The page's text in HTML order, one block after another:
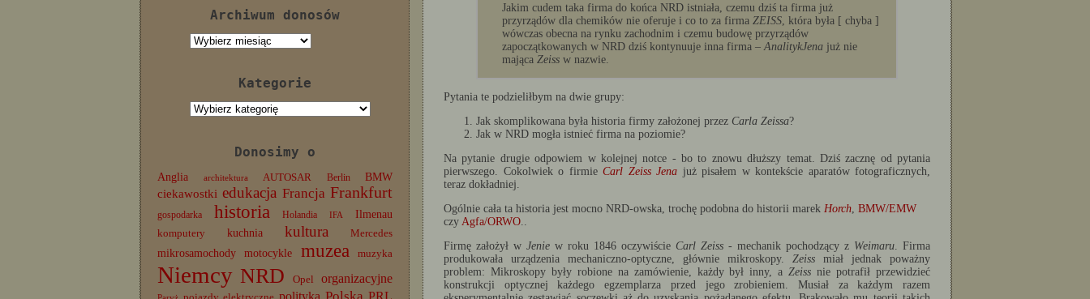
Archiwum donosów
Archiwum
Kategorie
Kategorie
Donosimy o
Anglia architektura AUTOSAR Berlin BMW
ciekawostki edukacja Francja Frankfurt
gospodarka historia Holandia IFA
Ilmenau
komputery
kuchnia kultura Mercedes
mikrosamochody motocykle muzea muzyka
Niemcy NRD Opel organizacyjne
polityka
Jakim cudem taka firma do końca NRD istniała, czemu dziś ta firma już
przyrządów dla chemików nie oferuje i co to za firma ZEISS , która była [ chyba ]
wówczas obecna na rynku zachodnim i czemu budowę przyrządów
zapoczątkowanych w NRD dziś kontynuuje inna firma – AnalitykJena już nie
mająca Zeiss w nazwie.
Pytania te podzieliłbym na dwie grupy:
Jak skomplikowana była historia firmy założonej przez Carla Zeissa?
Jak w NRD mogła istnieć firma na poziomie?
Na pytanie drugie odpowiem w kolejnej notce - bo to znowu dłuższy temat. Dziś zacznę od pytania
pierwszego. Cokolwiek o firmie Carl Zeiss Jena już pisałem w kontekście aparatów fotograficznych,
teraz dokładniej.
Ogólnie cała ta historia jest mocno NRD-owska, trochę podobna do historii marek Horch BMW/EMW
czy Agfa/ORWO
Firmę założył w Jenie w roku 1846 oczywiście Carl Zeiss - mechanik pochodzący z Weimaru . Firma
produkowała urządzenia mechaniczno-optyczne, głównie mikroskopy. Zeiss miał jednak poważny
problem: Mikroskopy były robione na zamówienie, każdy był inny, a Zeiss nie potrafił przewidzieć
konstrukcji optycznej każdego egzemplarza przed jego zrobieniem. Musiał za każdym razem